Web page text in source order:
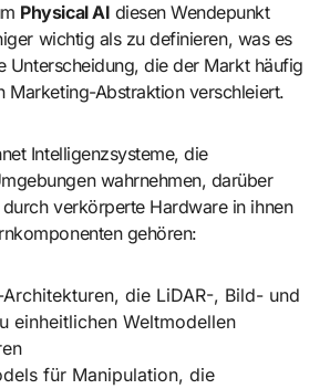
Physical AI diesen Wendepunkt
wichtig als zu definieren, was es
Unterscheidung, die der Markt häufig
Marketing-Abstraktion verschleiert.
Intelligenzsysteme, die
wahrnehmen, darüber
verkörperte Hardware in ihnen
gehören:
die LiDAR-, Bild- und
einheitlichen Weltmodellen
für Manipulation, die